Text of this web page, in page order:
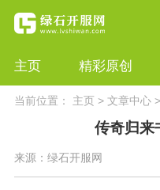
主页 精彩原创
当前位置： 主页> 文章中心>
传奇归来
来源：绿石开服网